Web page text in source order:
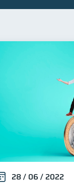
1
Retiro
28 / 06 / 2022